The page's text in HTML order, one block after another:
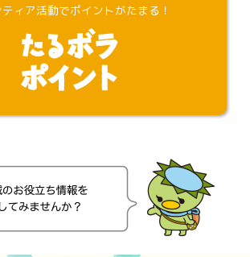
ィア活動でポイントがたまる！